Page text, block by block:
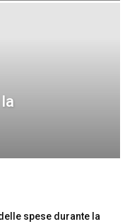
spese durante la